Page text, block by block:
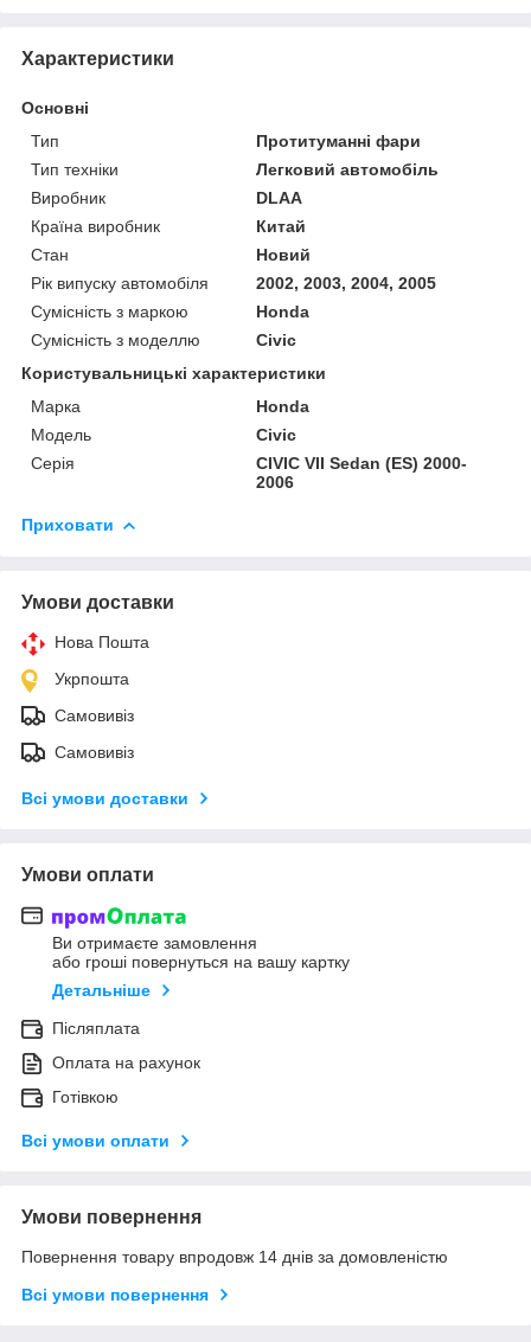
Характеристики
Основні
Тип
Протитуманні фари
Тип техніки
Легковий автомобіль
Виробник
DLAA
Країна виробник
Китай
Стан
Новий
Рік випуску автомобіля
2002, 2003, 2004, 2005
Сумісність з маркою
Honda
Сумісність з моделлю
Civic
Користувальницькі характеристики
Марка
Honda
Модель
Civic
Серія
CIVIC VII Sedan (ES) 2000-
2006
Приховати
Умови доставки
Нова Пошта
Укрпошта
Самовивіз
Самовивіз
Всі умови доставки
Умови оплати
Ви отримаєте замовлення
або гроші повернуться на вашу картку
Детальніше
Післяплата
Оплата на рахунок
Готівкою
Всі умови оплати
Умови повернення
Повернення товару впродовж 14 днів за домовленістю
Всі умови повернення